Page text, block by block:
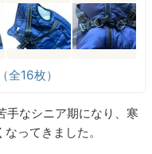
全16枚）
手なシニア期になり、寒
ってきました。